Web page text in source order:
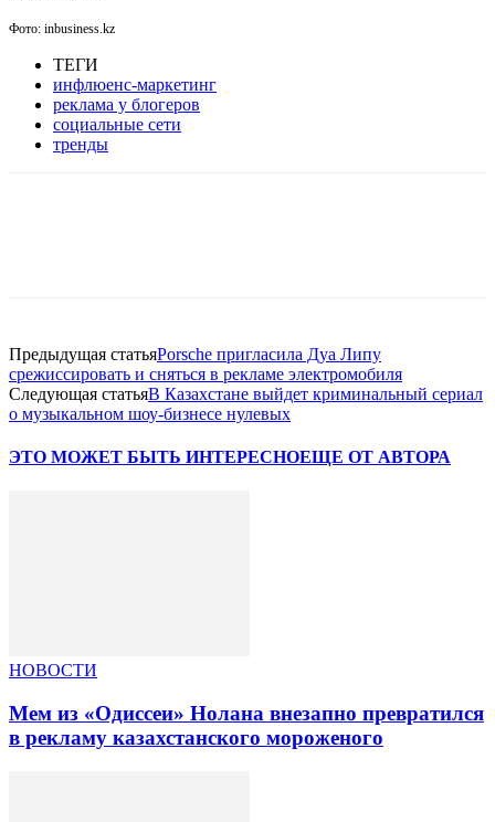
Фото: inbusiness.kz
ТЕГИ
инфлюенс-маркетинг
реклама у блогеров
социальные сети
тренды
Предыдущая статьяPorsche пригласила Дуа Липу
срежиссировать и сняться в рекламе электромобиля
Следующая статьяВ Казахстане выйдет криминальный сериал
о музыкальном шоу-бизнесе нулевых
ЭТО МОЖЕТ БЫТЬ ИНТЕРЕСНОЕЩЕ ОТ АВТОРА
НОВОСТИ
Мем из «Одиссеи» Нолана внезапно превратился
в рекламу казахстанского мороженого